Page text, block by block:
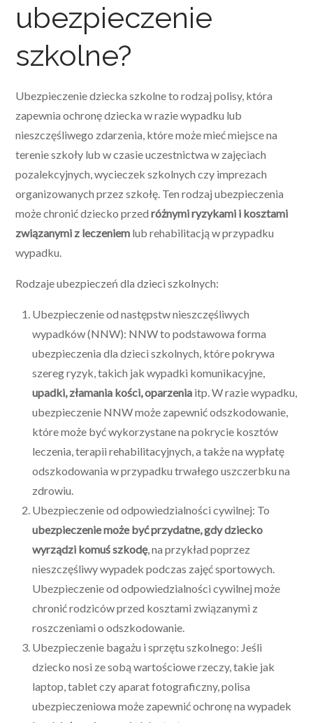
ubezpieczenie
szkolne?
Ubezpieczenie dziecka szkolne to rodzaj polisy, która
zapewnia ochronę dziecka w razie wypadku lub
nieszczęśliwego zdarzenia, które może mieć miejsce na
terenie szkoły lub w czasie uczestnictwa w zajęciach
pozalekcyjnych, wycieczek szkolnych czy imprezach
organizowanych przez szkołę. Ten rodzaj ubezpieczenia
może chronić dziecko przedróżnymi ryzykami i kosztami
związanymi z leczeniem lub rehabilitacją w przypadku
wypadku.
Rodzaje ubezpieczeń dla dzieci szkolnych:
Ubezpieczenie od następstw nieszczęśliwych
wypadków (NNW): NNW to podstawowa forma
ubezpieczenia dla dzieci szkolnych, które pokrywa
szereg ryzyk, takich jak wypadki komunikacyjne,
upadki, złamania kości, oparzenia itp. W razie wypadku,
ubezpieczenie NNW może zapewnić odszkodowanie,
które może być wykorzystane na pokrycie kosztów
leczenia, terapii rehabilitacyjnych, a także na wypłatę
odszkodowania w przypadku trwałego uszczerbku na
zdrowiu.
Ubezpieczenie od odpowiedzialności cywilnej: To
ubezpieczenie może być przydatne, gdy dziecko
wyrządzi komuś szkodę, na przykład poprzez
nieszczęśliwy wypadek podczas zajęć sportowych.
Ubezpieczenie od odpowiedzialności cywilnej może
chronić rodziców przed kosztami związanymi z
roszczeniami o odszkodowanie.
Ubezpieczenie bagażu i sprzętu szkolnego: Jeśli
dziecko nosi ze sobą wartościowe rzeczy, takie jak
laptop, tablet czy aparat fotograficzny, polisa
ubezpieczeniowa może zapewnić ochronę na wypadek